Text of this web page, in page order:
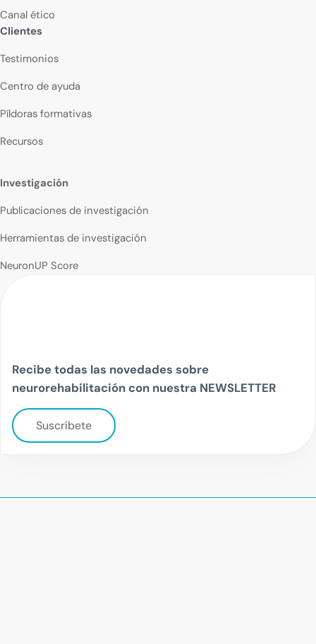
Canal ético
Clientes
Testimonios
Centro de ayuda
Píldoras formativas
Recursos
Investigación
Publicaciones de investigación
Herramientas de investigación
NeuronUP Score
Recibe todas las novedades sobre
neurorehabilitación con nuestra NEWSLETTER
Suscríbete